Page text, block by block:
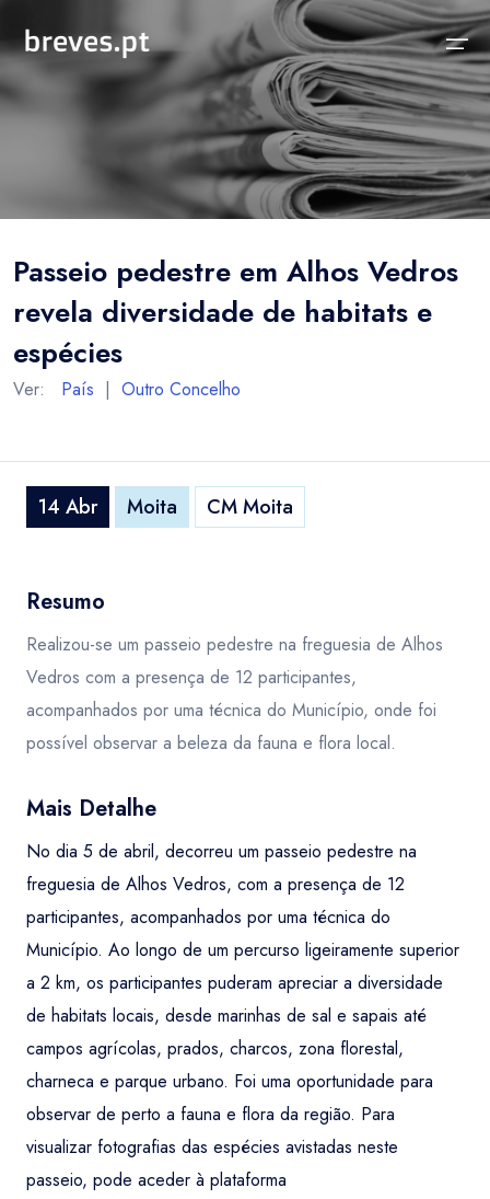
Notícias
Concelhos Vizinhos
Distrito
País
Sobre
Funcionalidades
As nossas Fontes
Perguntas Frequentes
Passeio pedestre em Alhos Vedros
revela diversidade de habitats e
espécies
Ver: País | Outro Concelho
14 Abr Moita CM Moita
Resumo
Realizou-se um passeio pedestre na freguesia de Alhos
Vedros com a presença de 12 participantes,
acompanhados por uma técnica do Município, onde foi
possível observar a beleza da fauna e flora local.
Mais Detalhe
No dia 5 de abril, decorreu um passeio pedestre na
freguesia de Alhos Vedros, com a presença de 12
participantes, acompanhados por uma técnica do
Município. Ao longo de um percurso ligeiramente superior
a 2 km, os participantes puderam apreciar a diversidade
de habitats locais, desde marinhas de sal e sapais até
campos agrícolas, prados, charcos, zona florestal,
charneca e parque urbano. Foi uma oportunidade para
observar de perto a fauna e flora da região. Para
visualizar fotografias das espécies avistadas neste
passeio, pode aceder à plataforma